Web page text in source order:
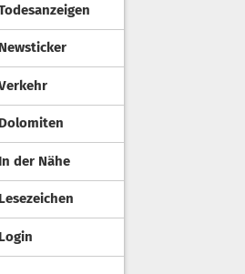
Newsticker
Dolomiten
In der Nähe
Lesezeichen
Login